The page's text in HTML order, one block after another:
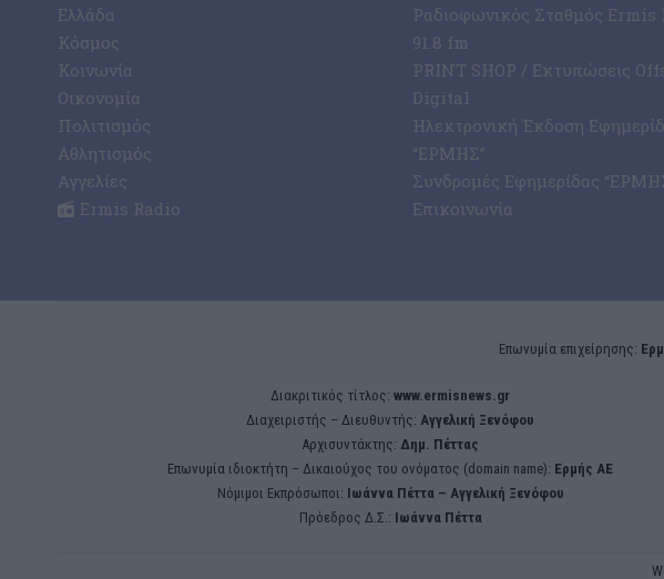
Ελλάδα
Κόσμος
Κοινωνία
Οικονομία
Πολιτισμός
Αθλητισμός
Αγγελίες
Ermis Radio
Ραδιοφωνικός Σταθμός Ermis
91.8 fm
PRINT SHOP / Εκτυπώσεις
Digital
Ηλεκτρονική Έκδοση
“ΕΡΜΗΣ”
Συνδρομές Εφημερίδας
Επικοινωνία
Eπωνυμία επιχείρησης:
Διακριτικός τίτλος: www.ermisnews.gr
Διαχειριστής – Διευθυντής: Αγγελική Ξενόφου
Αρχισυντάκτης: Δημ. Πέττας
Επωνυμία ιδιοκτήτη – Δικαιούχος του ονόματος (domain name): Ερμής ΑΕ
Νόμιμοι Εκπρόσωποι: Iωάννα Πέττα – Αγγελική Ξενόφου
Πρόεδρος Δ.Σ.: Iωάννα Πέττα